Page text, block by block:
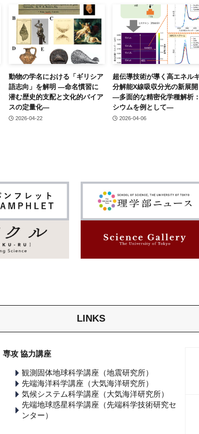
動物の学名における「ギリシア
語志向」を解明 ―命名慣習に
潜む歴史的支配と文化的バイア
スの定量化―
2026-04-22
超伝導技術が導く高エネル
分解能X線吸収分光の新展
―多面的な精密化学種解析
シウムを例として―
2026-04-06
LINKS
専攻 協力講座
観測固体地球科学講座（地震研究所）
先端海洋科学講座（大気海洋研究所）
気候システム科学講座（大気海洋研究所）
先端地球惑星科学講座（先端科学技術研究セ
ンター）